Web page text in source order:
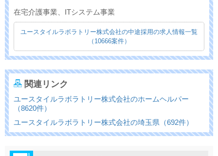
在宅介護事業、ITシステム事業
ユースタイルラボラトリー株式会社の中途採用の求人情報一覧
（10666案件）
関連リンク
ユースタイルラボラトリー株式会社のホームヘルパー
（8620件）
ユースタイルラボラトリー株式会社の埼玉県（692件）